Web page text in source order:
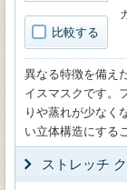
比較する
異なる特徴を備え
イスマスクです。
りや蒸れが少なく
い立体構造にする
ストレッチ